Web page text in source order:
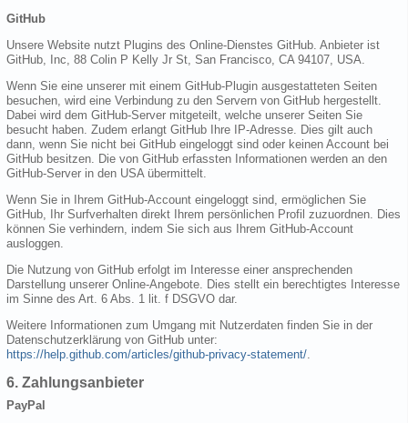
GitHub
Unsere Website nutzt Plugins des Online-Dienstes GitHub. Anbieter ist
GitHub, Inc, 88 Colin P Kelly Jr St, San Francisco, CA 94107, USA.
Wenn Sie eine unserer mit einem GitHub-Plugin ausgestatteten Seiten
besuchen, wird eine Verbindung zu den Servern von GitHub hergestellt.
Dabei wird dem GitHub-Server mitgeteilt, welche unserer Seiten Sie
besucht haben. Zudem erlangt GitHub Ihre IP-Adresse. Dies gilt auch
dann, wenn Sie nicht bei GitHub eingeloggt sind oder keinen Account bei
GitHub besitzen. Die von GitHub erfassten Informationen werden an den
GitHub-Server in den USA übermittelt.
Wenn Sie in Ihrem GitHub-Account eingeloggt sind, ermöglichen Sie
GitHub, Ihr Surfverhalten direkt Ihrem persönlichen Profil zuzuordnen. Dies
können Sie verhindern, indem Sie sich aus Ihrem GitHub-Account
ausloggen.
Die Nutzung von GitHub erfolgt im Interesse einer ansprechenden
Darstellung unserer Online-Angebote. Dies stellt ein berechtigtes Interesse
im Sinne des Art. 6 Abs. 1 lit. f DSGVO dar.
Weitere Informationen zum Umgang mit Nutzerdaten finden Sie in der
Datenschutzerklärung von GitHub unter:
https://help.github.com/articles/github-privacy-statement/
6. Zahlungsanbieter
PayPal